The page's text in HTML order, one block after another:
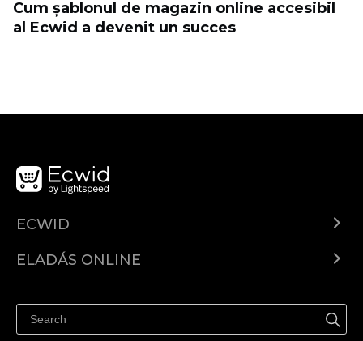
Cum șablonul de magazin online accesibil
al Ecwid a devenit un succes
ECWID
Árkalkuláció
ELADÁS ONLINE
Eladás a Facebookon
Eladás Instagramon